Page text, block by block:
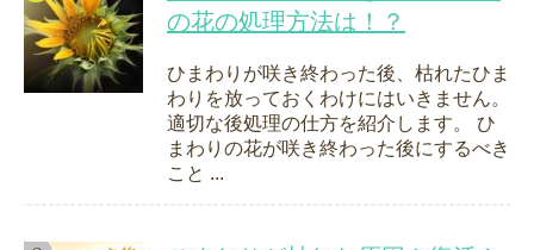
の花の処理方法は！？
ひまわりが咲き終わった後、枯れたひま
わりを放っておくわけにはいきません。
適切な後処理の仕方を紹介します。 ひ
まわりの花が咲き終わった後にするべき
こと ...